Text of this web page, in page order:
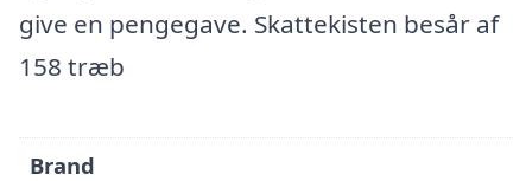
give en pengegave. Skattekisten besår af
158 træb
Brand